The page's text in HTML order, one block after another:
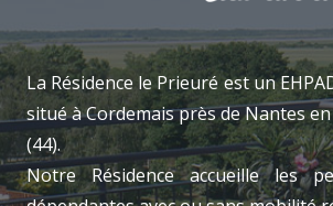
La Résidence le Prieuré est un
situé à Cordemais près de Nantes
(44).
Notre Résidence accueille les